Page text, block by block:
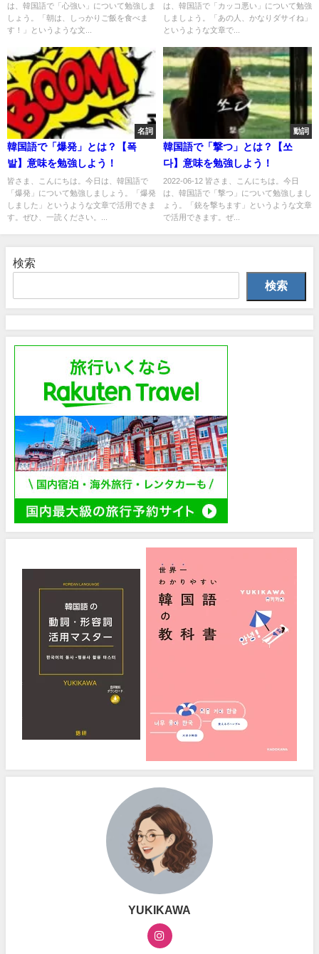
は、韓国語で「心強い」について勉強しま
しょう。「朝は、しっかりご飯を食べま
す！」というような文...
は、韓国語で「カッコ悪い」について勉強
しましょう。「あの人、かなりダサイね」
というような文章で...
名詞
韓国語で「爆発」とは？【폭
발】意味を勉強しよう！
皆さま、こんにちは。今日は、韓国語で
「爆発」について勉強しましょう。「爆発
しました」というような文章で活用できま
す。ぜひ、一読ください。...
動詞
韓国語で「撃つ」とは？【쏘
다】意味を勉強しよう！
2022-06-12 皆さま、こんにちは。今日
は、韓国語で「撃つ」について勉強しまし
ょう。「銃を撃ちます」というような文章
で活用できます。ぜ...
検索
検索
YUKIKAWA